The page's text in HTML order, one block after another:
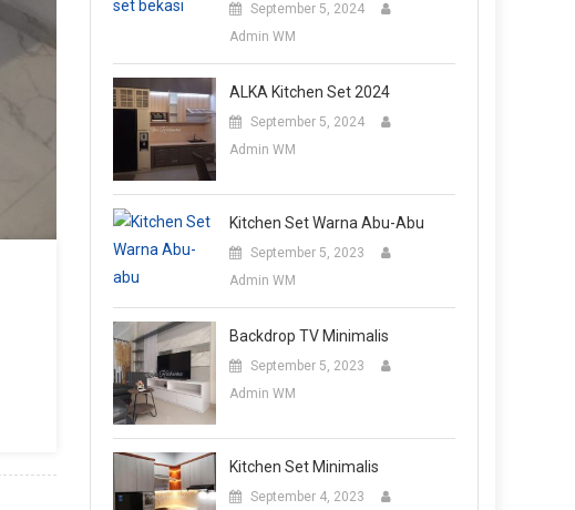
September 5, 2024
Admin WM
ALKA Kitchen Set 2024
September 5, 2024
Admin WM
Kitchen Set Warna Abu-Abu
September 5, 2023
Admin WM
Backdrop TV Minimalis
September 5, 2023
Admin WM
Kitchen Set Minimalis
September 4, 2023